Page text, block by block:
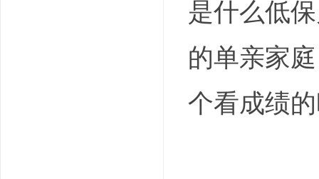
是什么低
的单亲家
个看成绩